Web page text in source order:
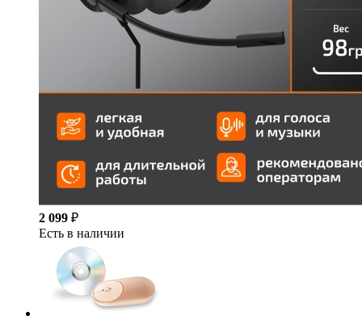
2 099 ₽
Есть в наличии